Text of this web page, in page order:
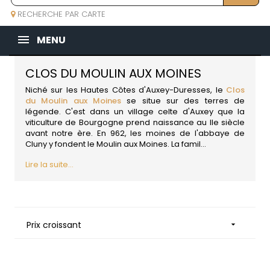
RECHERCHE PAR CARTE
MENU
CLOS DU MOULIN AUX MOINES
Niché sur les Hautes Côtes d'Auxey-Duresses, le Clos
du Moulin aux Moines se situe sur des terres de
légende. C'est dans un village celte d'Auxey que la
viticulture de Bourgogne prend naissance au IIe siècle
avant notre ère. En 962, les moines de l'abbaye de
Cluny y fondent le Moulin aux Moines. La famil...
Lire la suite...
Prix croissant 